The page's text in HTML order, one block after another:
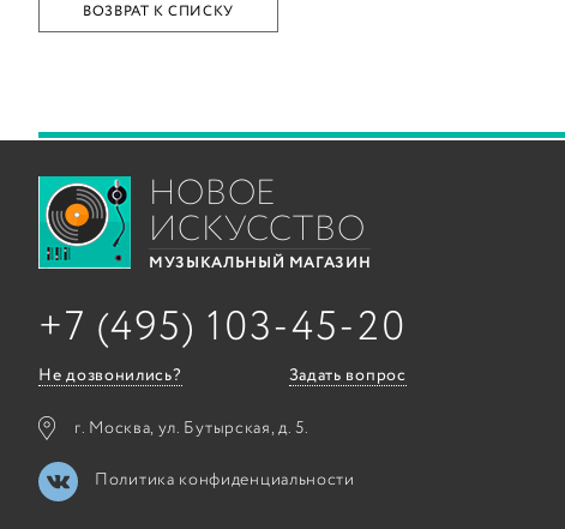
ВОЗВРАТ К СПИСКУ
НОВОЕ
ИСКУССТВО
МУЗЫКАЛЬНЫЙ МАГАЗИН
+7 (495) 103-45-20
Не дозвонились? Задать вопрос
г. Москва, ул. Бутырская, д. 5.
Политика конфиденциальности